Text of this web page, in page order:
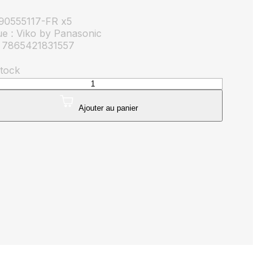
FR x5
: Viko by Panasonic
Ajouter au panier